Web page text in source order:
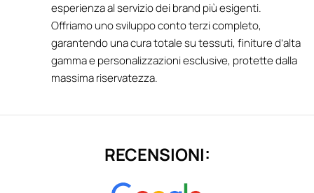
esperienza al servizio dei brand più esigenti.
Offriamo uno sviluppo conto terzi completo,
garantendo una cura totale su tessuti, finiture d’alta
gamma e personalizzazioni esclusive, protette dalla
massima riservatezza.
RECENSIONI: